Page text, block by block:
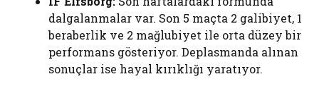
dalgalanmalar var. Son 5 maçta 2 galibiyet, 1
beraberlik ve 2 mağlubiyet ile orta düzey bir
performans gösteriyor. Deplasmanda alınan
sonuçlar ise hayal kırıklığı yaratıyor.